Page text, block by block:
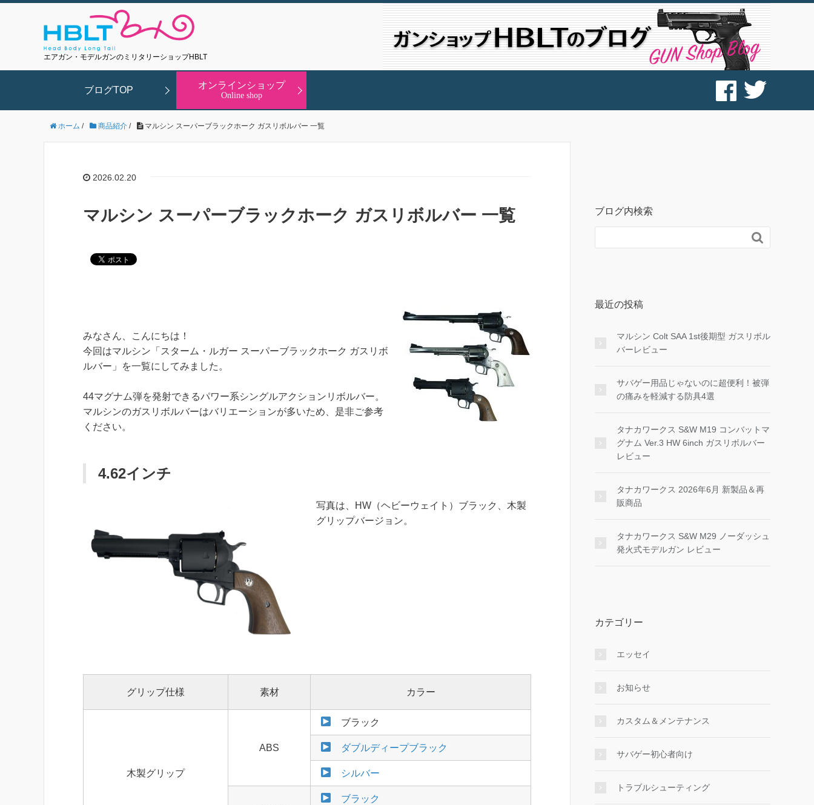
エアガン・モデルガンのミリタリーショップHBLT
ブログTOP オンラインショップ
Online shop
ホーム / 商品紹介 / マルシン スーパーブラックホーク ガスリボルバー 一覧
2026.02.20
マルシン スーパーブラックホーク ガスリボルバー 一覧
みなさん、こんにちは！
今回はマルシン「スターム・ルガー スーパーブラックホーク ガスリボ
ルバー」を一覧にしてみました。
44マグナム弾を発射できるパワー系シングルアクションリボルバー。
マルシンのガスリボルバーはバリエーションが多いため、是非ご参考
ください。
4.62インチ
写真は、HW（ヘビーウェイト）ブラック、木製
グリップバージョン。
グリップ仕様 素材 カラー
木製グリップ
ABS
ブラック
ダブルディープブラック
シルバー
ブラック
ブログ内検索

最近の投稿
マルシン Colt SAA 1st後期型 ガスリボル
バーレビュー
サバゲー用品じゃないのに超便利！被弾
の痛みを軽減する防具4選
タナカワークス S&W M19 コンバットマ
グナム Ver.3 HW 6inch ガスリボルバー
レビュー
タナカワークス 2026年6月 新製品＆再
販商品
タナカワークス S&W M29 ノーダッシュ
発火式モデルガン レビュー
カテゴリー
エッセイ
お知らせ
カスタム＆メンテナンス
サバゲー初心者向け
トラブルシューティング